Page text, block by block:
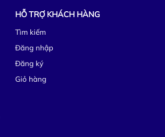
HỖ TRỢ KHÁCH HÀNG
Tìm kiếm
Đăng nhập
Đăng ký
Giỏ hàng